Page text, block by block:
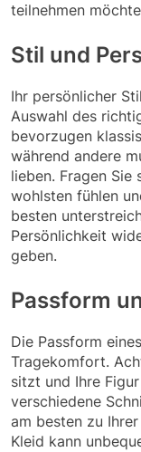
teilnehmen
Stil und
Ihr persönlicher
Auswahl des
bevorzugen
während andere
lieben. Fragen Sie
wohlsten fühlen
besten
Persönlichkeit
geben.
Passform
Die Passform
Tragekomfort.
sitzt und Ihre
verschiedene
am besten zu
Kleid kann